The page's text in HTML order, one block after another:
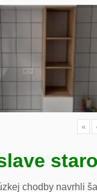
«
chodby navrhli